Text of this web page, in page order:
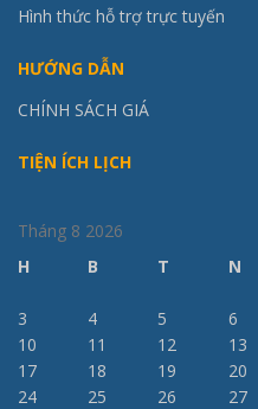
Hình thức hỗ trợ trực tuyến
HƯỚNG DẪN
CHÍNH SÁCH GIÁ
TIỆN ÍCH LỊCH
Tháng 8 2026
H
B T N
3
4 5 6
10
11 12 13
17
18 19 20
24
25 26 27